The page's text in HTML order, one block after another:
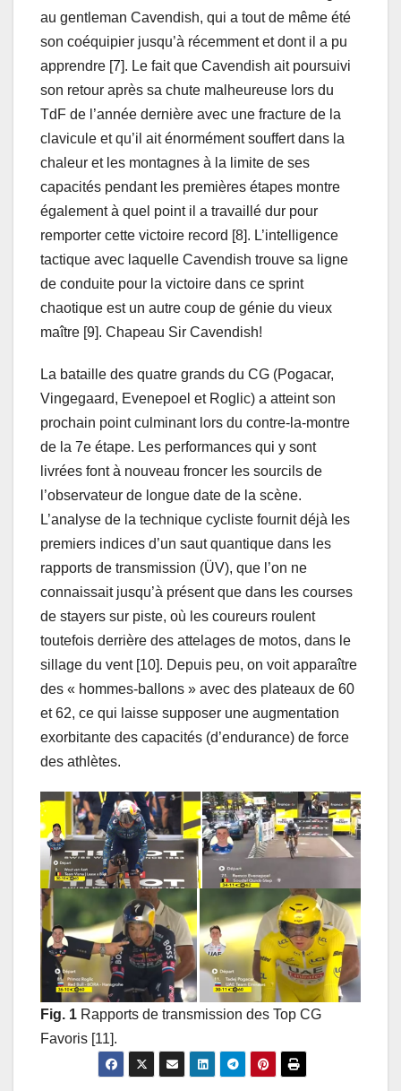
au gentleman Cavendish, qui a tout de même été
son coéquipier jusqu’à récemment et dont il a pu
apprendre [7]. Le fait que Cavendish ait poursuivi
son retour après sa chute malheureuse lors du
TdF de l’année dernière avec une fracture de la
clavicule et qu’il ait énormément souffert dans la
chaleur et les montagnes à la limite de ses
capacités pendant les premières étapes montre
également à quel point il a travaillé dur pour
remporter cette victoire record [8]. L’intelligence
tactique avec laquelle Cavendish trouve sa ligne
de conduite pour la victoire dans ce sprint
chaotique est un autre coup de génie du vieux
maître [9]. Chapeau Sir Cavendish!
La bataille des quatre grands du CG (Pogacar,
Vingegaard, Evenepoel et Roglic) a atteint son
prochain point culminant lors du contre-la-montre
de la 7e étape. Les performances qui y sont
livrées font à nouveau froncer les sourcils de
l’observateur de longue date de la scène.
L’analyse de la technique cycliste fournit déjà les
premiers indices d’un saut quantique dans les
rapports de transmission (ÜV), que l’on ne
connaissait jusqu’à présent que dans les courses
de stayers sur piste, où les coureurs roulent
toutefois derrière des attelages de motos, dans le
sillage du vent [10]. Depuis peu, on voit apparaître
des « hommes-ballons » avec des plateaux de 60
et 62, ce qui laisse supposer une augmentation
exorbitante des capacités (d’endurance) de force
des athlètes.
Fig. 1 Rapports de transmission des Top CG
Favoris [11].